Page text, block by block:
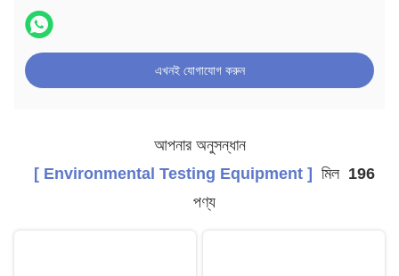
এখনই যোগাযোগ করুন
আপনার অনুসন্ধান
[ Environmental Testing Equipment ]
মিল 196
পণ্য